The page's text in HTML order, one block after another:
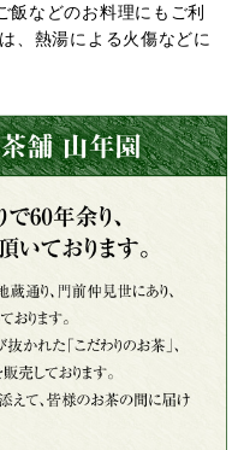
飯などのお料理にもご利
、熱湯による火傷などに